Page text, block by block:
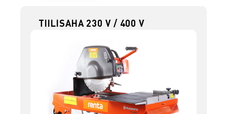
TIILISAHA 230 V / 400 V